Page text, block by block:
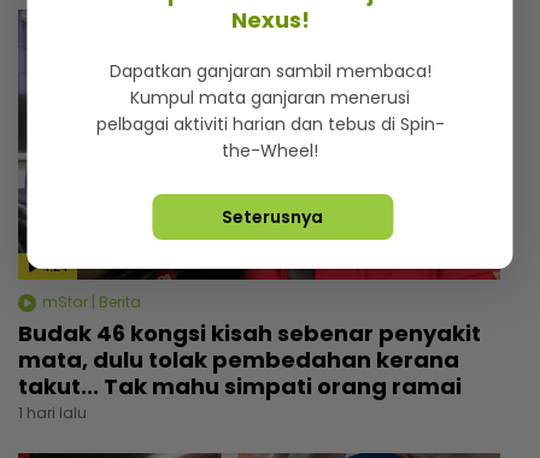
4:24
mStar | Berita
Budak 46 kongsi kisah sebenar penyakit
mata, dulu tolak pembedahan kerana
takut... Tak mahu simpati orang ramai
1 hari lalu
Nexus!
Dapatkan ganjaran sambil membaca!
Kumpul mata ganjaran menerusi
pelbagai aktiviti harian dan tebus di Spin-
the-Wheel!
Seterusnya